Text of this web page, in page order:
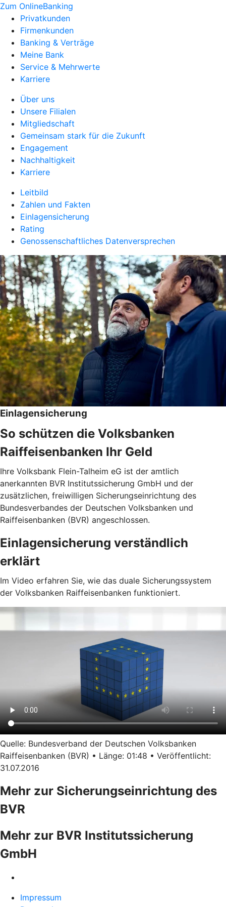
Zum OnlineBanking
Privatkunden
Firmenkunden
Banking & Verträge
Meine Bank
Service & Mehrwerte
Karriere
Über uns
Unsere Filialen
Mitgliedschaft
Gemeinsam stark für die Zukunft
Engagement
Nachhaltigkeit
Karriere
Leitbild
Zahlen und Fakten
Einlagensicherung
Rating
Genossenschaftliches Datenversprechen
Einlagensicherung
So schützen die Volksbanken
Raiffeisenbanken Ihr Geld
Ihre Volksbank Flein-Talheim eG ist der amtlich
anerkannten BVR Institutssicherung GmbH und der
zusätzlichen, freiwilligen Sicherungseinrichtung des
Bundesverbandes der Deutschen Volksbanken und
Raiffeisenbanken (BVR) angeschlossen.
Einlagensicherung verständlich
erklärt
Im Video erfahren Sie, wie das duale Sicherungssystem
der Volksbanken Raiffeisenbanken funktioniert.
Quelle: Bundesverband der Deutschen Volksbanken
Raiffeisenbanken (BVR) • Länge: 01:48 • Veröffentlicht:
31.07.2016
Mehr zur Sicherungseinrichtung des
BVR
Mehr zur BVR Institutssicherung
GmbH
Impressum